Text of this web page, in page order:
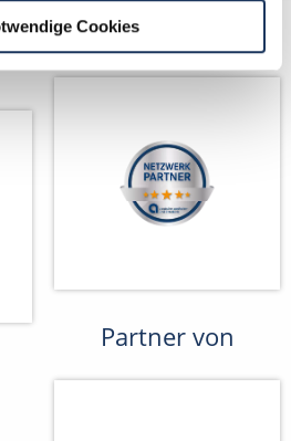
Cookies
Netzwerk-Partner
Partner von